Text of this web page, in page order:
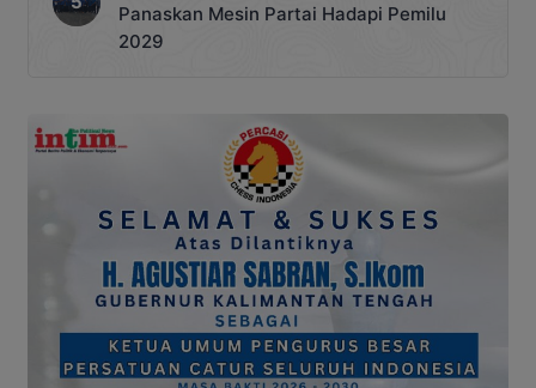
Panaskan Mesin Partai Hadapi Pemilu
2029